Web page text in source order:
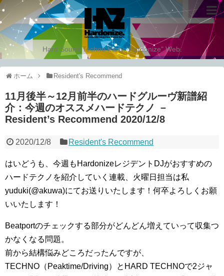
Hard Sound Techno Party "Hardonize" Web.
ホーム Resident's Recommend
11月後半～12月前半のハードグルーヴ新譜紹
介：今週のオススメハードテクノ －
Resident’s Recommend 2020/12/8
2020/12/8 Resident's Recommend
はいどうも、今週もHardonizeレジデントDJがおすすめの
ハードテクノを紹介していく連載、火曜日担当は私
yuduki(@akuwa)にてお送りいたします！何卒よろしくお願
いいたします！
Beatportのチェックする部分がどんどん増えていって収集つ
かなくなる問題。
前から結構悩みどころだったんですが、
TECHNO（Peaktime/Driving）とHARD TECHNOで2ジャ